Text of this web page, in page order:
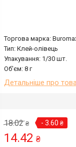
Торгова марка:
Тип: Клей-олівець
Упакування: 1/30 шт.
Об'єм: 8 г
Детальніше про
18.02 ₴ - 3.60 ₴
14.42 ₴